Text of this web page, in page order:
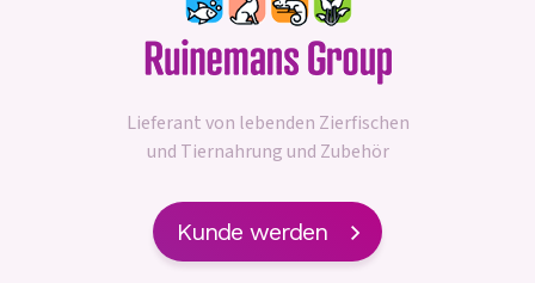
Lieferant von lebenden Zierfischen
und Tiernahrung und Zubehör
Kunde werden